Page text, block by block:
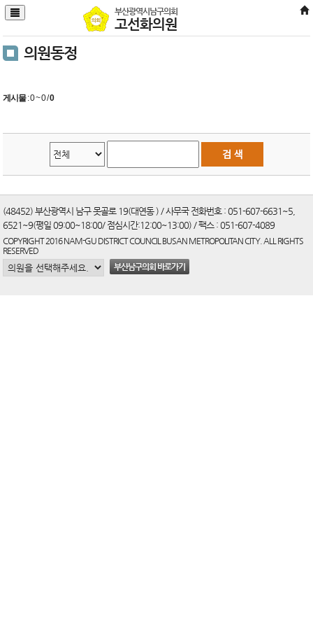
본문바로가기
부산광역시남구의회
고선화의원
의원동정
게시물:0 ~ 0/0
(48452) 부산광역시 남구 못골로 19(대연동 ) / 사무국 전화번호 : 051-607-6631~5,
6521~9(평일 09:00~18:00/ 점심시간:12:00~13:00) / 팩스 : 051-607-4089
COPYRIGHT 2016 NAM-GU DISTRICT COUNCIL BUSAN METROPOLITAN CITY. ALL RIGHTS
RESERVED
부산남구의회 바로가기